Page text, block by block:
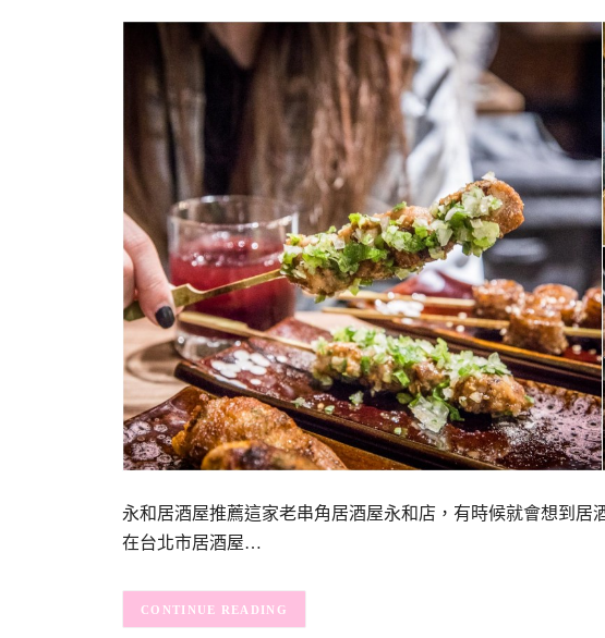
永和居酒屋推薦這家老串角居酒屋永和店，有時候就會想到居
在台北市居酒屋…
CONTINUE READING